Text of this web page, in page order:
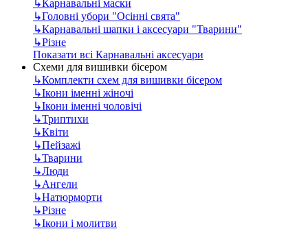
↳Карнавальні маски
↳Головні убори "Осінні свята"
↳Карнавальні шапки і аксесуари "Тварини"
↳Різне
Показати всі Карнавальні аксесуари
Схеми для вишивки бісером
↳Комплекти схем для вишивки бісером
↳Ікони іменні жіночі
↳Ікони іменні чоловічі
↳Триптихи
↳Квіти
↳Пейзажі
↳Тварини
↳Люди
↳Ангели
↳Натюрморти
↳Різне
↳Ікони і молитви